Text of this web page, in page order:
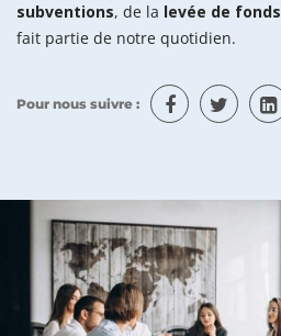
subventions, de la levée de fonds
fait partie de notre quotidien.
Pour nous suivre :